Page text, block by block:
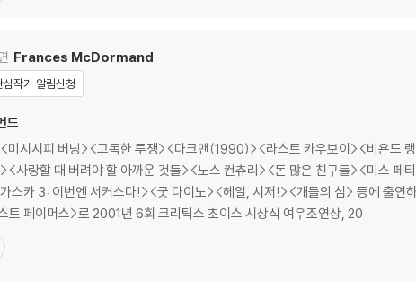
Frances McDormand
심작가 알림신청
드
미시시피 버닝><고독한 투쟁><다크맨(1990)><라스트 카우보이><비욘드
사랑할 때 버려야 할 아까운 것들><노스 컨츄리><돈 많은 친구들><미스
스카 3: 이번엔 서커스다!><굿 다이노><헤일, 시저!><개들의 섬> 등에 출연
트 페이머스>로 2001년 6회 크리틱스 초이스 시상식 여우조연상, 20